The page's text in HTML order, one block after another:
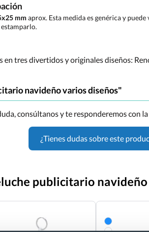
mm aprox. Esta medida es genérica y
tres divertidos y originales diseños:
navideño varios diseños"
consúltanos y te responderemos con
¿Tienes dudas sobre este
publicitario